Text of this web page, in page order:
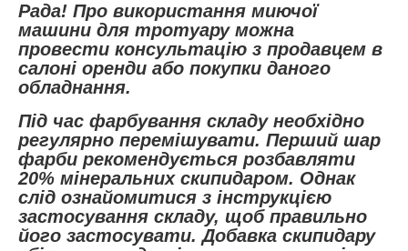
Рада! Про використання миючої
машини для тротуару можна
провести консультацію з продавцем в
салоні оренди або покупки даного
обладнання.
Під час фарбування складу необхідно
регулярно перемішувати. Перший шар
фарби рекомендується розбавляти
20% мінеральних скипидаром. Однак
слід ознайомитися з інструкцією
застосування складу, щоб правильно
його застосувати. Добавка скипидару